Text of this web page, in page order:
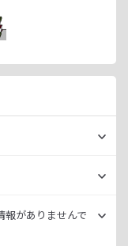
んので、安心し
チなキーワード
にご登録いただく
トは0時）
報がありませんで